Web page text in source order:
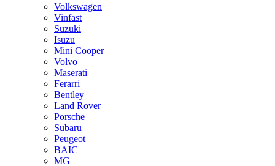
Volkswagen
Vinfast
Suzuki
Isuzu
Mini Cooper
Volvo
Maserati
Ferarri
Bentley
Land Rover
Porsche
Subaru
Peugeot
BAIC
MG